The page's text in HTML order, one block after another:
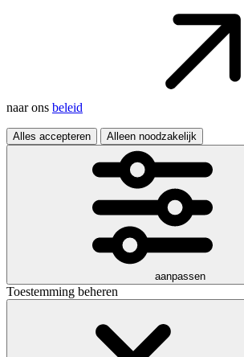
naar ons beleid
Alles accepteren Alleen noodzakelijk
aanpassen
Toestemming beheren